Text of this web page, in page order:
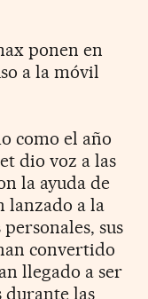
ponen en
a la móvil
como el año
dio voz a las
la ayuda de
lanzado a la
sus
convertido
llegado a ser
durante las